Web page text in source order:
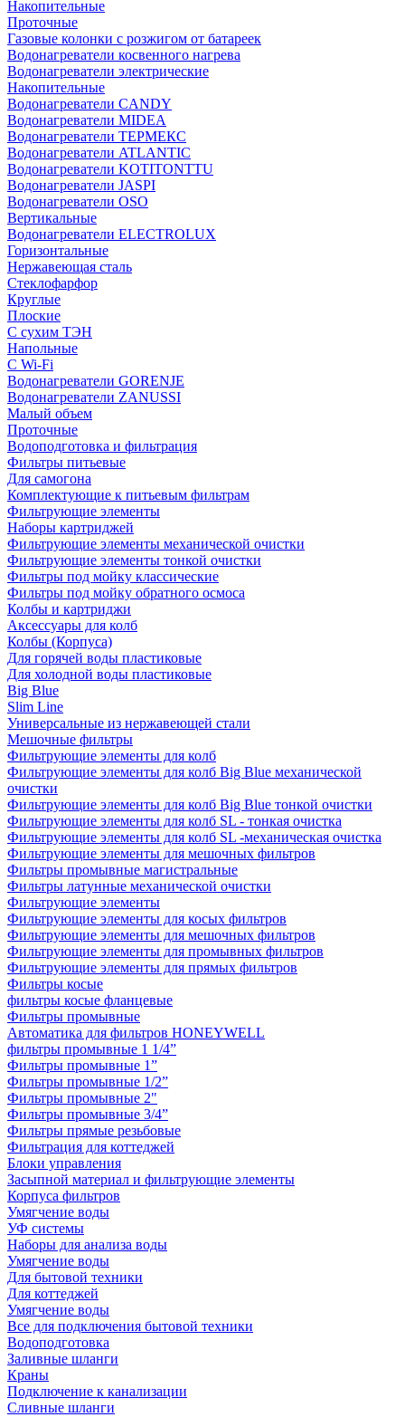
Накопительные
Проточные
Газовые колонки с розжигом от батареек
Водонагреватели косвенного нагрева
Водонагреватели электрические
Накопительные
Водонагреватели CANDY
Водонагреватели MIDEA
Водонагреватели ТЕРМЕКС
Водонагреватели ATLANTIC
Водонагреватели KOTITONTTU
Водонагреватели JASPI
Водонагреватели OSO
Вертикальные
Водонагреватели ELECTROLUX
Горизонтальные
Нержавеющая сталь
Стеклофарфор
Круглые
Плоские
С сухим ТЭН
Напольные
С Wi-Fi
Водонагреватели GORENJE
Водонагреватели ZANUSSI
Малый объем
Проточные
Водоподготовка и фильтрация
Фильтры питьевые
Для самогона
Комплектующие к питьевым фильтрам
Фильтрующие элементы
Наборы картриджей
Фильтрующие элементы механической очистки
Фильтрующие элементы тонкой очистки
Фильтры под мойку классические
Фильтры под мойку обратного осмоса
Колбы и картриджи
Аксессуары для колб
Колбы (Корпуса)
Для горячей воды пластиковые
Для холодной воды пластиковые
Big Blue
Slim Line
Универсальные из нержавеющей стали
Мешочные фильтры
Фильтрующие элементы для колб
Фильтрующие элементы для колб Big Blue механической
очистки
Фильтрующие элементы для колб Big Blue тонкой очистки
Фильтрующие элементы для колб SL - тонкая очистка
Фильтрующие элементы для колб SL -механическая очистка
Фильтрующие элементы для мешочных фильтров
Фильтры промывные магистральные
Фильтры латунные механической очистки
Фильтрующие элементы
Фильтрующие элементы для косых фильтров
Фильтрующие элементы для мешочных фильтров
Фильтрующие элементы для промывных фильтров
Фильтрующие элементы для прямых фильтров
Фильтры косые
фильтры косые фланцевые
Фильтры промывные
Автоматика для фильтров HONEYWELL
фильтры промывные 1 1/4”
Фильтры промывные 1”
Фильтры промывные 1/2”
Фильтры промывные 2"
Фильтры промывные 3/4”
Фильтры прямые резьбовые
Фильтрация для коттеджей
Блоки управления
Засыпной материал и фильтрующие элементы
Корпуса фильтров
Умягчение воды
УФ системы
Наборы для анализа воды
Умягчение воды
Для бытовой техники
Для коттеджей
Умягчение воды
Все для подключения бытовой техники
Водоподготовка
Заливные шланги
Краны
Подключение к канализации
Сливные шланги